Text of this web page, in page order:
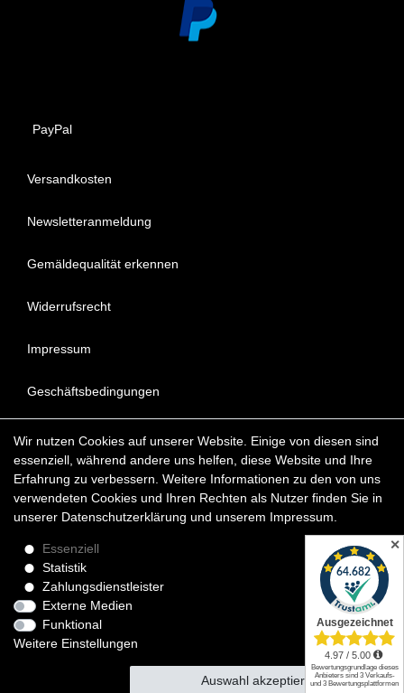
PayPal
Versandkosten
Newsletteranmeldung
Gemäldequalität erkennen
Widerrufsrecht
Impressum
Geschäftsbedingungen
Datenschutzerklärung
FAQ - Häufig gestellte Fragen
Copyright © 2022 KunstDepot24 BERLIN Exklusive Gemälde
*Die Lieferzeit für verfügbare Ölgemälde beträgt etwa 1 - 3
Werktage innerhalb Deutschland. Das Widerrufsrecht gilt für
Wir nutzen Cookies auf unserer Website. Einige von diesen sind
essenziell, während andere uns helfen, diese Website und Ihre
Erfahrung zu verbessern. Weitere Informationen zu den von uns
verwendeten Cookies und Ihren Rechten als Nutzer finden Sie in
unserer Daten­schutz­erklärung und unserem Impressum
Essenziell
Statistik
Zahlungsdienstleister
Externe Medien
Funktional
Weitere Einstellungen
Alle akzeptieren
Auswahl akzeptieren
✕